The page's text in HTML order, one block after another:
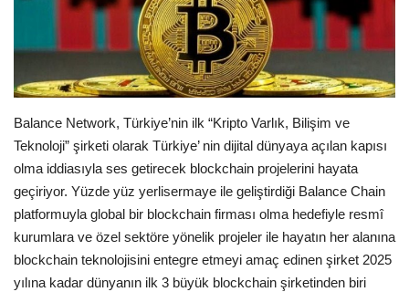
Resmiilan
Gaziantep..
Balance Network, Türkiye’nin ilk “Kripto Varlık, Bilişim ve
Teknoloji” şirketi olarak Türkiye’ nin dijital dünyaya açılan kapısı
olma iddiasıyla ses getirecek blockchain projelerini hayata
geçiriyor. Yüzde yüz yerlisermaye ile geliştirdiği Balance Chain
platformuyla global bir blockchain firması olma hedefiyle resmî
kurumlara ve özel sektöre yönelik projeler ile hayatın her alanına
blockchain teknolojisini entegre etmeyi amaç edinen şirket 2025
yılına kadar dünyanın ilk 3 büyük blockchain şirketinden biri